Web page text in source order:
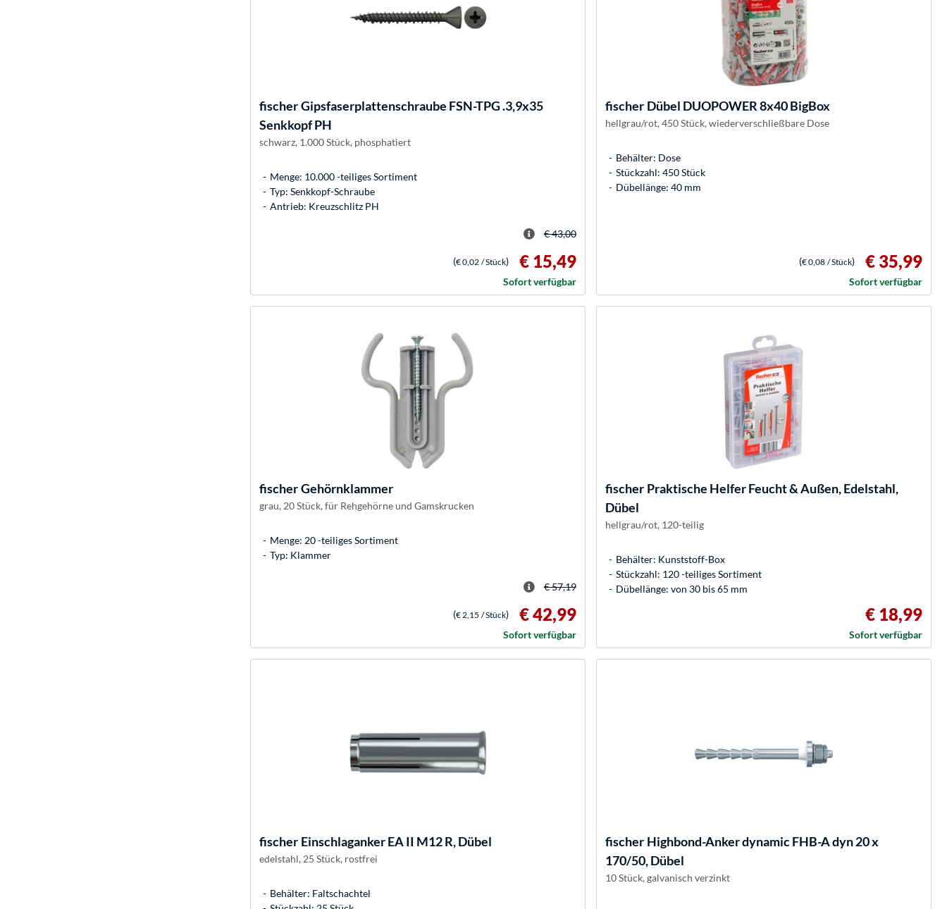
fischer Gipsfaserplattenschraube FSN-TPG .3,9x35
Senkkopf PH
schwarz, 1.000 Stück, phosphatiert
Menge: 10.000 -teiliges Sortiment
Typ: Senkkopf-Schraube
Antrieb: Kreuzschlitz PH
€ 43,00
(€ 0,02 / Stück) € 15,49
Sofort verfügbar
fischer Dübel DUOPOWER 8x40 BigBox
hellgrau/rot, 450 Stück, wiederverschließbare Dose
Behälter: Dose
Stückzahl: 450 Stück
Dübellänge: 40 mm
(€ 0,08 / Stück) € 35,99
Sofort verfügbar
fischer Gehörnklammer
grau, 20 Stück, für Rehgehörne und Gamskrucken
Menge: 20 -teiliges Sortiment
Typ: Klammer
€ 57,19
(€ 2,15 / Stück) € 42,99
Sofort verfügbar
fischer Praktische Helfer Feucht & Außen, Edelstahl,
Dübel
hellgrau/rot, 120-teilig
Behälter: Kunststoff-Box
Stückzahl: 120 -teiliges Sortiment
Dübellänge: von 30 bis 65 mm
€ 18,99
Sofort verfügbar
fischer Einschlaganker EA II M12 R, Dübel
edelstahl, 25 Stück, rostfrei
Behälter: Faltschachtel
fischer Highbond-Anker dynamic FHB-A dyn 20 x
170/50, Dübel
10 Stück, galvanisch verzinkt